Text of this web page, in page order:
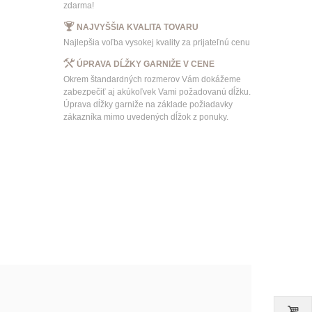
zdarma!
NAJVYŠŠIA KVALITA TOVARU
Najlepšia voľba vysokej kvality za prijateľnú cenu
ÚPRAVA DĹŽKY GARNIŽE V CENE
Okrem štandardných rozmerov Vám dokážeme
zabezpečiť aj akúkoľvek Vami požadovanú dĺžku.
Úprava dĺžky garniže na základe požiadavky
zákazníka mimo uvedených dĺžok z ponuky.